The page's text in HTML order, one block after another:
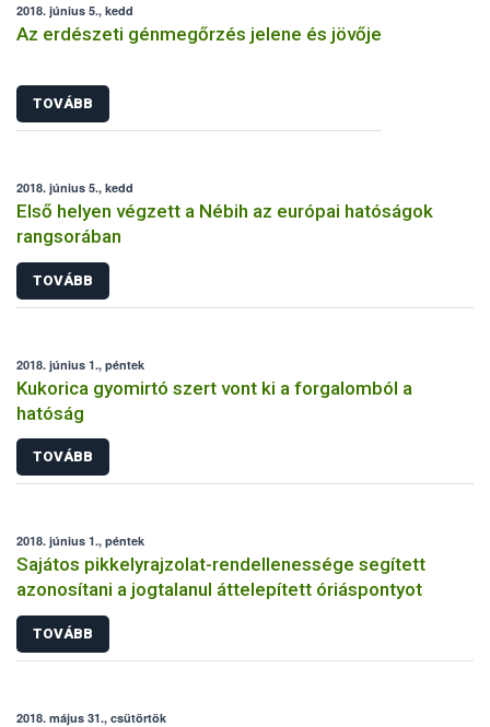
2018. június 5., kedd
Az erdészeti génmegőrzés jelene és jövője
TOVÁBB
2018. június 5., kedd
Első helyen végzett a Nébih az európai hatóságok
rangsorában
TOVÁBB
2018. június 1., péntek
Kukorica gyomirtó szert vont ki a forgalomból a
hatóság
TOVÁBB
2018. június 1., péntek
Sajátos pikkelyrajzolat-rendellenessége segített
azonosítani a jogtalanul áttelepített óriáspontyot
TOVÁBB
2018. május 31., csütörtök